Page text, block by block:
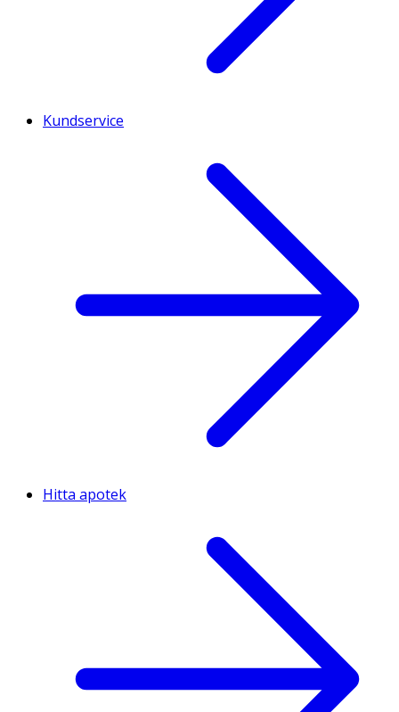
Kundservice
Hitta apotek